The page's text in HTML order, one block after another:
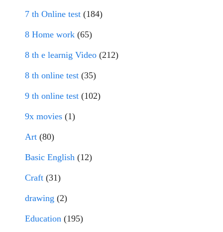
7 th Online test (184)
8 Home work (65)
8 th e learnig Video (212)
8 th online test (35)
9 th online test (102)
9x movies (1)
Art (80)
Basic English (12)
Craft (31)
drawing (2)
Education (195)